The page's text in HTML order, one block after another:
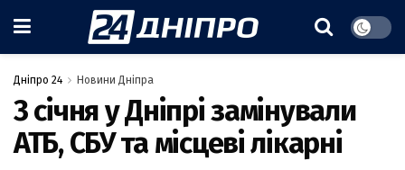
Дніпро 24 Новини Дніпра
3 січня у Дніпрі замінували
АТБ, СБУ та місцеві лікарні